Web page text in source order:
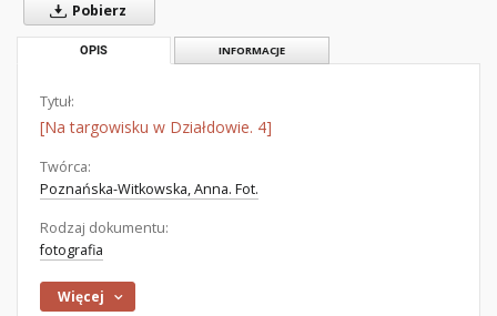
Pobierz
OPIS INFORMACJE
Tytuł:
[Na targowisku w Działdowie. 4]
Twórca:
Poznańska-Witkowska, Anna. Fot.
Rodzaj dokumentu:
fotografia
Więcej